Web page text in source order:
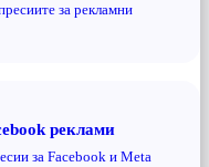
за рекламни
реклами
за Facebook и Meta